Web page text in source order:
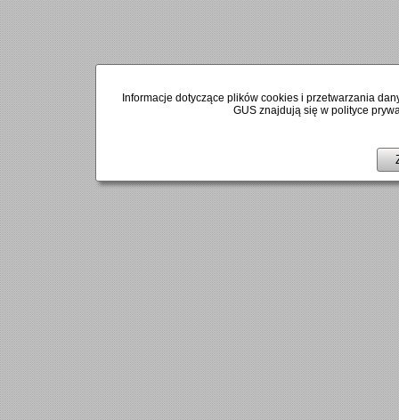
Informacje dotyczące plików cookies i przetwarzania
GUS znajdują się w polityce